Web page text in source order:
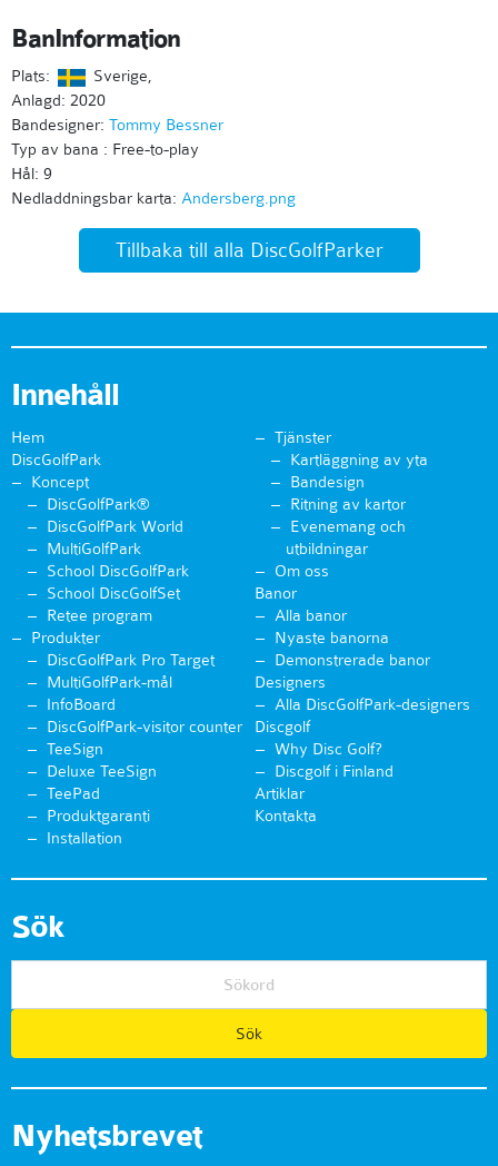
BanInformation
Plats:
Sverige,
Anlagd: 2020
Bandesigner: Tommy Bessner
Typ av bana : Free-to-play
Hål: 9
Nedladdningsbar karta: Andersberg.png
Tillbaka till alla DiscGolfParker
Innehåll
Hem
DiscGolfPark
Koncept
DiscGolfPark®
DiscGolfPark World
MultiGolfPark
School DiscGolfPark
School DiscGolfSet
Retee program
Produkter
DiscGolfPark Pro Target
MultiGolfPark-mål
InfoBoard
DiscGolfPark-visitor counter
TeeSign
Deluxe TeeSign
TeePad
Produktgaranti
Installation
Tjänster
Kartläggning av yta
Bandesign
Ritning av kartor
Evenemang och
utbildningar
Om oss
Banor
Alla banor
Nyaste banorna
Demonstrerade banor
Designers
Alla DiscGolfPark-designers
Discgolf
Why Disc Golf?
Discgolf i Finland
Artiklar
Kontakta
Sök
Nyhetsbrevet